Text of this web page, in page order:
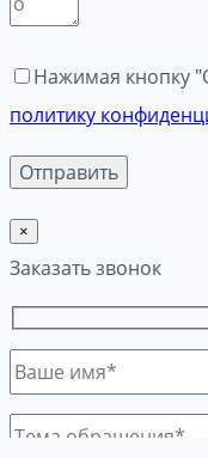
Нажимая кнопку
политику
×
Заказать звонок